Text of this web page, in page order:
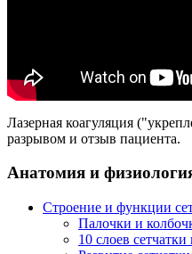
Лазерная коагуляция
разрывом и отзыв пациента.
Анатомия и
Строение и функции
Палочки и
10 слоев сетчатки